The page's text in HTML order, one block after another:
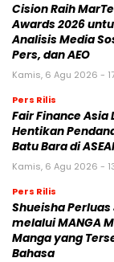
Cision Raih
Awards 2026
Analisis Media
Pers, dan AEO
Kamis, 6 Agu 2026 -
Pers Rilis
Fair Finance Asia
Hentikan
Batu Bara di
Kamis, 6 Agu 2026 -
Pers Rilis
Shueisha
melalui MANGA
Manga yang
Bahasa